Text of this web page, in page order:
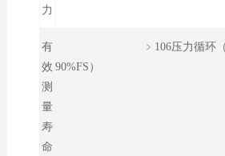
力
有
效
测
量
寿
命
﹥106压力循环